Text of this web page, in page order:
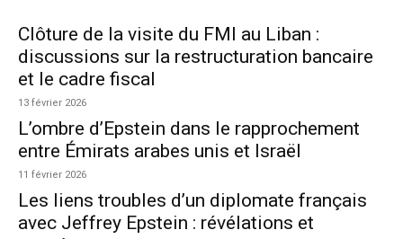
Clôture de la visite du FMI au Liban :
discussions sur la restructuration bancaire
et le cadre fiscal
13 février 2026
L’ombre d’Epstein dans le rapprochement
entre Émirats arabes unis et Israël
11 février 2026
Les liens troubles d’un diplomate français
avec Jeffrey Epstein : révélations et